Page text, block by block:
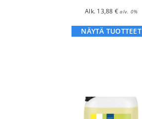
Alk. 13,88 € alv. 0%
NÄYTÄ TUOTTEET